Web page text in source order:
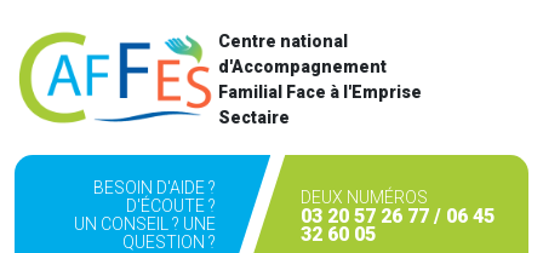
Centre national
d'Accompagnement
Familial Face à l'Emprise
Sectaire
BESOIN D'AIDE ?
D'ÉCOUTE ?
UN CONSEIL ? UNE
QUESTION ?
DEUX NUMÉROS
03 20 57 26 77 / 06 45
32 60 05